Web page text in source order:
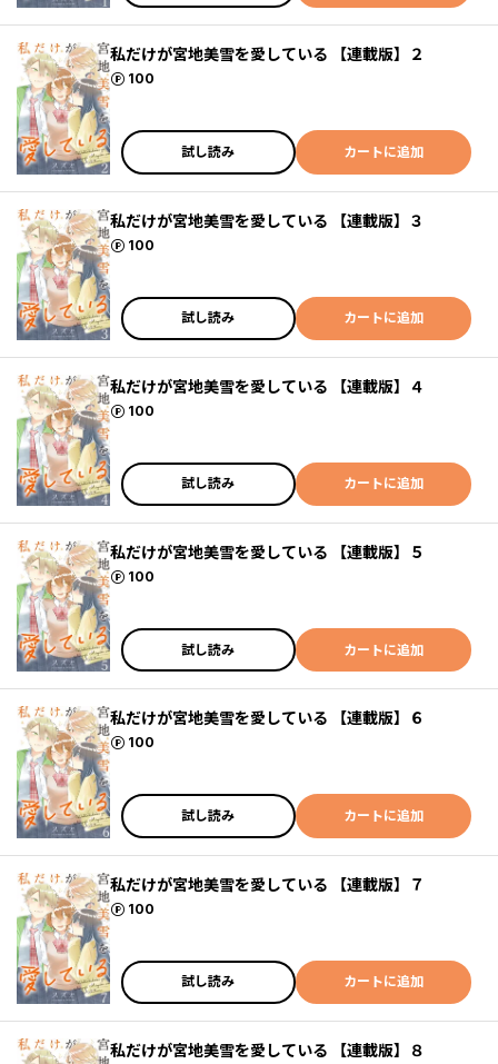
私だけが宮地美雪を愛している 【連載版】２
100
ポイント
試し読み カートに追加
私だけが宮地美雪を愛している 【連載版】３
100
ポイント
試し読み カートに追加
私だけが宮地美雪を愛している 【連載版】４
100
ポイント
試し読み カートに追加
私だけが宮地美雪を愛している 【連載版】５
100
ポイント
試し読み カートに追加
私だけが宮地美雪を愛している 【連載版】６
100
ポイント
試し読み カートに追加
私だけが宮地美雪を愛している 【連載版】７
100
ポイント
試し読み カートに追加
私だけが宮地美雪を愛している 【連載版】８